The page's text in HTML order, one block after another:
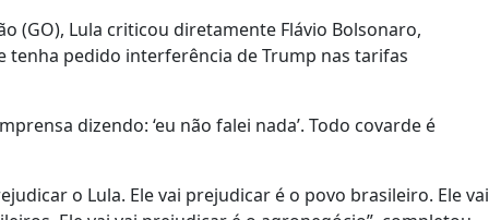
(GO), Lula criticou diretamente Flávio Bolsonaro,
tenha pedido interferência de Trump nas tarifas
dizendo: ‘eu não falei nada’. Todo covarde é
o Lula. Ele vai prejudicar é o povo brasileiro. Ele vai